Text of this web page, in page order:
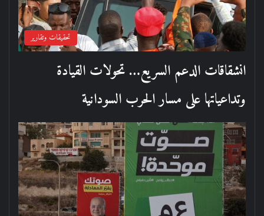
تحقيقات وتقارير
انشقاقات الدعم السريع… تحولات القيادة
وتداعياتها على مسار الحرب السودانية